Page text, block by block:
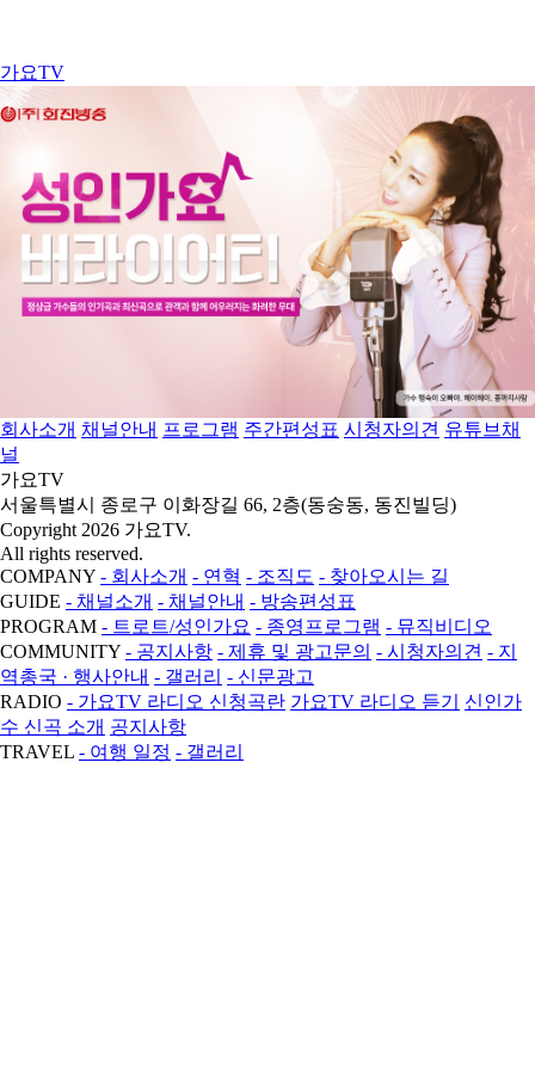
가요TV
회사소개 채널안내 프로그램 주간편성표 시청자의견 유튜브채
널
가요TV
서울특별시 종로구 이화장길 66, 2층(동숭동, 동진빌딩)
Copyright 2026 가요TV.
All rights reserved.
COMPANY - 회사소개 - 연혁 - 조직도 - 찾아오시는 길
GUIDE - 채널소개 - 채널안내 - 방송편성표
PROGRAM - 트로트/성인가요 - 종영프로그램 - 뮤직비디오
COMMUNITY - 공지사항 - 제휴 및 광고문의 - 시청자의견 - 지
역총국 · 행사안내 - 갤러리 - 신문광고
RADIO - 가요TV 라디오 신청곡란 가요TV 라디오 듣기
신인가
수 신곡 소개 공지사항
TRAVEL - 여행 일정 - 갤러리